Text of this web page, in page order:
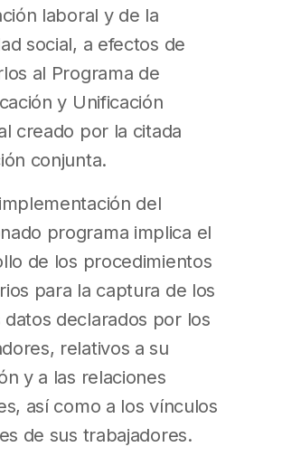
laboral y de la
social, a efectos de
al Programa de
y Unificación
creado por la citada
conjunta.
del
programa implica el
de los procedimientos
para la captura de los
datos declarados por los
relativos a su
y a las relaciones
así como a los vínculos
de sus trabajadores.